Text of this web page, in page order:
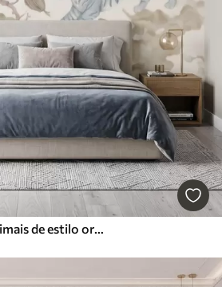
Jardim imperial com animais de estilo oriental — macaco, leopardo, tigre, pavão e garça